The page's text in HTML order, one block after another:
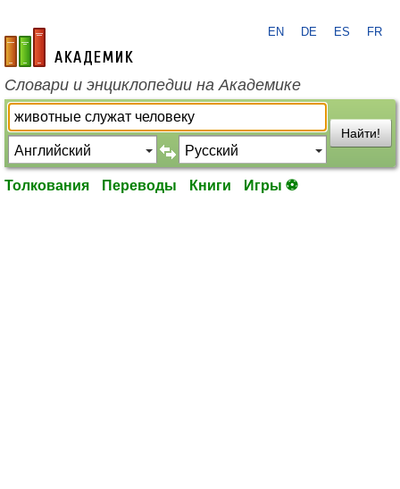
academic.ru
EN DE ES FR
Словари и энциклопедии на Академике
Найти!
Толкования Переводы Книги Игры ⚽